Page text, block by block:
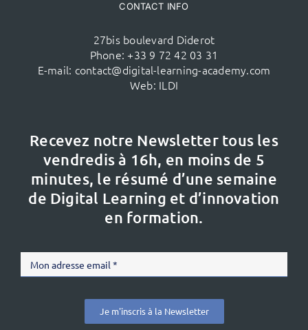
CONTACT INFO
27bis boulevard Diderot
Phone: +33 9 72 42 03 31
E-mail: contact@digital-learning-academy.com
Web: ILDI
Recevez notre Newsletter tous les
vendredis à 16h, en moins de 5
minutes, le résumé d’une semaine
de Digital Learning et d’innovation
en formation.
Je m'inscris à la Newsletter